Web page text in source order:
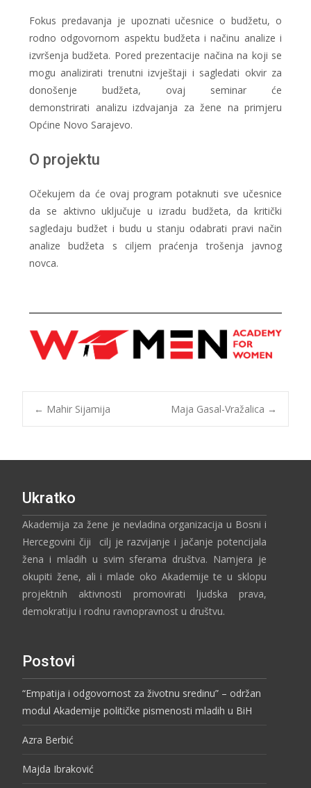
Fokus predavanja je upoznati učesnice o budžetu, o
rodno odgovornom aspektu budžeta i načinu analize i
izvršenja budžeta. Pored prezentacije načina na koji se
mogu analizirati trenutni izvještaji i sagledati okvir za
donošenje budžeta, ovaj seminar će
demonstrirati analizu izdvajanja za žene na primjeru
Općine Novo Sarajevo.
O projektu
Očekujem da će ovaj program potaknuti sve učesnice
da se aktivno uključuje u izradu budžeta, da kritički
sagledaju budžet i budu u stanju odabrati pravi način
analize budžeta s ciljem praćenja trošenja javnog
novca.
← Mahir Sijamija Maja Gasal-Vražalica →
Ukratko
Akademija za žene je nevladina organizacija u Bosni i
Hercegovini čiji cilj je razvijanje i jačanje potencijala
žena i mladih u svim sferama društva. Namjera je
okupiti žene, ali i mlade oko Akademije te u sklopu
projektnih aktivnosti promovirati ljudska prava,
demokratiju i rodnu ravnopravnost u društvu.
Postovi
“Empatija i odgovornost za životnu sredinu” – održan
modul Akademije političke pismenosti mladih u BiH
Azra Berbić
Majda Ibraković